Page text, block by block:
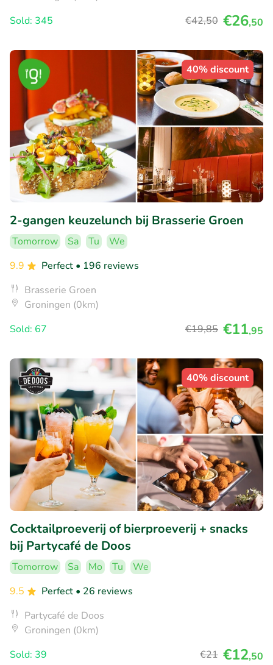
Sold: 345
€42,50 €26,50
40% discount
2-gangen keuzelunch bij Brasserie Groen
Tomorrow Sa Tu
We
9.9
Perfect • 196 reviews
Brasserie Groen
Groningen (0km)
Sold: 67
€19,85 €11,95
40% discount
Cocktailproeverij of bierproeverij + snacks
bij Partycafé de Doos
Tomorrow Sa Mo Tu
We
9.5
Perfect • 26 reviews
Partycafé de Doos
Groningen (0km)
Sold: 39
€21 €12,50